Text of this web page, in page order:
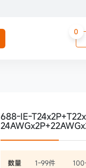
0
688-IE-
数量 1-99件